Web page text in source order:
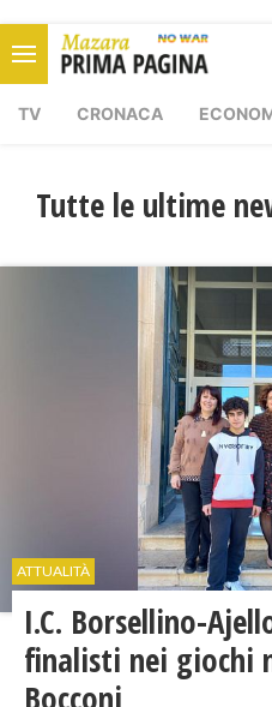
TV CRONACA
Tutte le ultime
ATTUALITÀ
I.C. Borsellino-
finalisti nei giochi
Bocconi